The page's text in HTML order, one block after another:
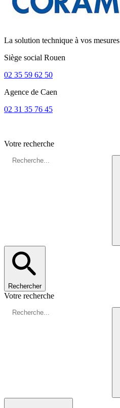
La solution technique à vos mesures
Siège social Rouen
02 35 59 62 50
Agence de Caen
02 31 35 76 45
Votre recherche
Rechercher
Votre recherche